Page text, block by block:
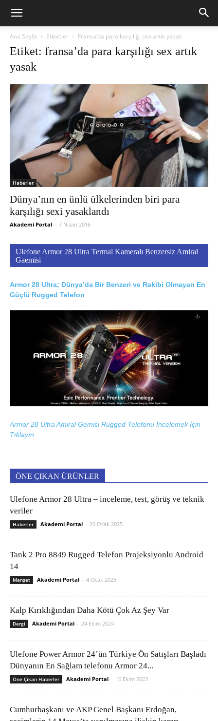
Ana Sayfa Etiketler Fransa’da para karşılığı sex artık yasak
Etiket: fransa’da para karşılığı sex artık
yasak
Haberler
Dünya’nın en ünlü ülkelerinden biri para
karşılığı sexi yasaklandı
Akademi Portal - 7 Nisan 2016
Ulefone Armor 28 Ultra Termal Kameralı Benzersiz Amiral
Gaemisi
Armor 28 Ultra; Dünya’da Bir Benzeri ve Rakibi Olmayan En
Güçlü Rugged Telefon
Armor 28 Ultra Amiral Gemisi Rugged Telefonu İncelemek İçin
Tıklayın
ÖNE ÇIKAN ÜRÜNLER
Ulefone Armor 28 Ultra – inceleme, test, görüş ve teknik
veriler
Haberler Akademi Portal - 26 Ocak 2025
Tank 2 Pro 8849 Rugged Telefon Projeksiyonlu Android
14
Manşet Akademi Portal - 4 Ocak 2025
Kalp Kırıklığından Daha Kötü Çok Az Şey Var
Dergi Akademi Portal - 24 Ekim 2024
Ulefone Power Armor 24’ün Türkiye Ön Satışları Başladı
Dünyanın En Sağlam telefonu Armor 24...
Öne Çıkan Haberler Akademi Portal - 16 Ekim 2023
Cumhurbaşkanı ve AKP Genel Başkanı Erdoğan,